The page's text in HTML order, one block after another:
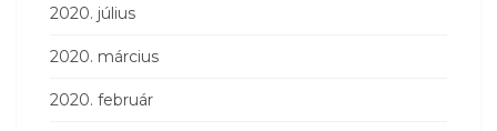
2020. július
2020. március
2020. február